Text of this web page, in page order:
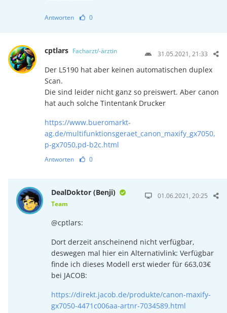
Antworten 0
cptlars Facharzt/-ärztin 31.05.2021, 21:33
Der L5190 hat aber keinen automatischen duplex
Scan.
Die sind leider nicht ganz so preiswert. Aber canon
hat auch solche Tintentank Drucker
https://www.bueromarkt-
ag.de/multifunktionsgeraet_canon_maxify_gx7050,
p-gx7050,pd-b2c.html
Antworten 0
DealDoktor (Benji)
Team
01.06.2021, 20:25
@cptlars:
Dort derzeit anscheinend nicht verfügbar,
deswegen mal hier ein Alternativlink: Verfügbar
finde ich dieses Modell erst wieder für 663,03€
bei JACOB:
https://direkt.jacob.de/produkte/canon-maxify-
gx7050-4471c006aa-artnr-7034589.html